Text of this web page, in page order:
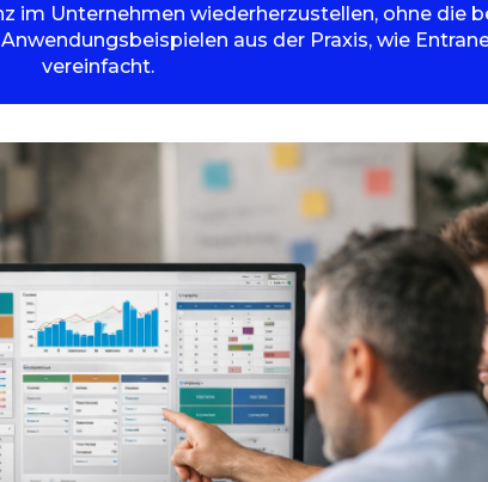
im Unternehmen wiederherzustellen, ohne die
aus der Praxis, wie
vereinfacht.